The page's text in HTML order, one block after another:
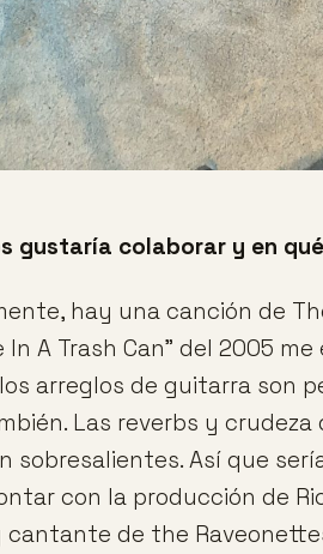
gustaría colaborar y en
hay una canción de
A Trash Can” del 2005
arreglos de guitarra son
Las reverbs y crudeza
sobresalientes. Así que
con la producción de
de the